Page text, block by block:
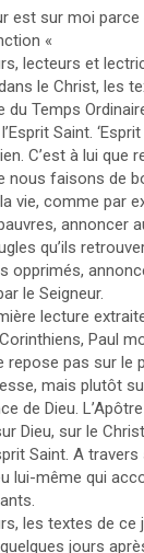
est sur moi
«
lecteurs et
le Christ, les
du Temps
Saint.
C’est à lui que
nous faisons de
vie, comme par
annoncer
qu’ils
opprimés,
le Seigneur.
lecture
Paul
repose pas sur le
mais plutôt
de Dieu.
Dieu, sur le
Saint. A
lui-même qui
les textes de ce
jours